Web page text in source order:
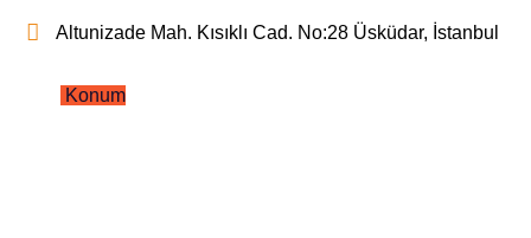
Altunizade Mah. Kısıklı Cad. No:28 Üsküdar, İstanbul
Konum